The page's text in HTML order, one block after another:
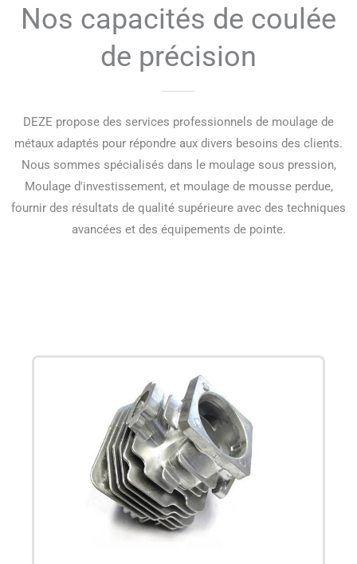
Nos capacités de coulée
de précision
DEZE propose des services professionnels de moulage de
métaux adaptés pour répondre aux divers besoins des clients.
Nous sommes spécialisés dans le moulage sous pression,
Moulage d'investissement, et moulage de mousse perdue,
fournir des résultats de qualité supérieure avec des techniques
avancées et des équipements de pointe.